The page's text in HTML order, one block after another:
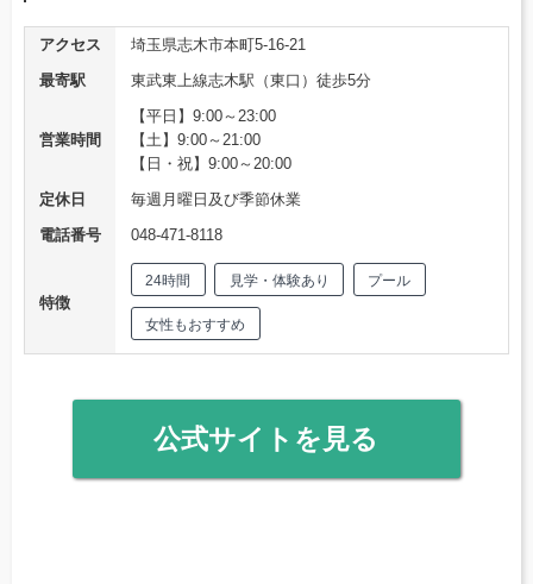
アクセス
埼玉県志木市本町5-16-21
最寄駅
東武東上線志木駅（東口）徒歩5分
営業時間
【平日】9:00～23:00
【土】9:00～21:00
【日・祝】9:00～20:00
定休日
毎週月曜日及び季節休業
電話番号
048-471-8118
特徴
24時間 見学・体験あり プール
女性もおすすめ
公式サイトを見る